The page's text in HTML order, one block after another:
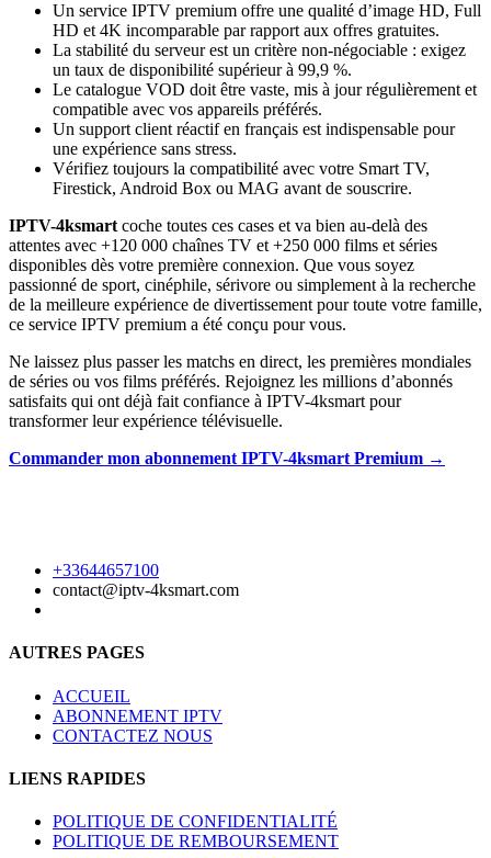
Un service IPTV premium offre une qualité d’image HD, Full
HD et 4K incomparable par rapport aux offres gratuites.
La stabilité du serveur est un critère non-négociable : exigez
un taux de disponibilité supérieur à 99,9 %.
Le catalogue VOD doit être vaste, mis à jour régulièrement et
compatible avec vos appareils préférés.
Un support client réactif en français est indispensable pour
une expérience sans stress.
Vérifiez toujours la compatibilité avec votre Smart TV,
Firestick, Android Box ou MAG avant de souscrire.
IPTV-4ksmart coche toutes ces cases et va bien au-delà des
attentes avec +120 000 chaînes TV et +250 000 films et séries
disponibles dès votre première connexion. Que vous soyez
passionné de sport, cinéphile, sérivore ou simplement à la recherche
de la meilleure expérience de divertissement pour toute votre famille,
ce service IPTV premium a été conçu pour vous.
Ne laissez plus passer les matchs en direct, les premières mondiales
de séries ou vos films préférés. Rejoignez les millions d’abonnés
satisfaits qui ont déjà fait confiance à IPTV-4ksmart pour
transformer leur expérience télévisuelle.
Commander mon abonnement IPTV-4ksmart Premium →
+33644657100
contact@iptv-4ksmart.com
AUTRES PAGES
ACCUEIL
ABONNEMENT IPTV
CONTACTEZ NOUS
LIENS RAPIDES
POLITIQUE DE CONFIDENTIALITÉ
POLITIQUE DE REMBOURSEMENT